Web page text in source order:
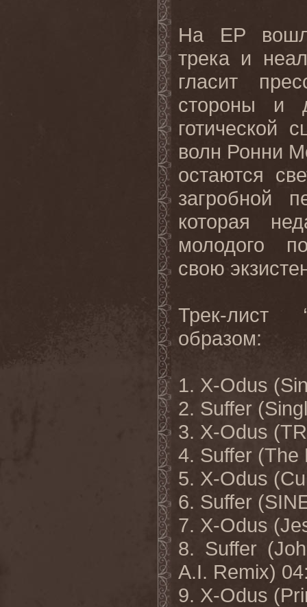
На EP
трека и
гласит
стороны и
готической
волн Ронни
остаются
загробной
которая
молодого
свою
Трек-лист
образом:
1. X-Odus
2. Suffer
3. X-Odus
4. Suffer (The
5. X-Odus
6. Suffer
7. X-Odus
8. Suffer
A.I. Remix)
9. X-Odus